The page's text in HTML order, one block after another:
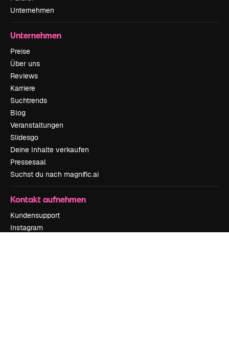
Unternehmen
Unternehmen
Preise
Über uns
Reviews
Karriere
Suchtrends
Blog
Veranstaltungen
Slidesgo
Deine Inhalte verkaufen
Pressesaal
Suchst du nach magnific.ai
Kontakt aufnehmen
Kundensupport
Instagram